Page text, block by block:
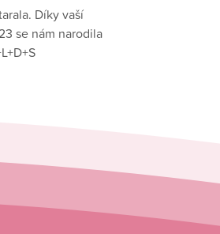
Díky vaší
se nám narodila